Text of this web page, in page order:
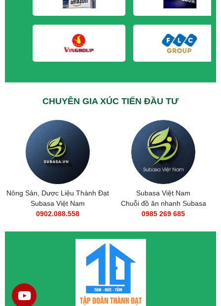
M&A CẦN MUA tại Quảng Ninh
CHUYÊN GIA XÚC TIẾN ĐẦU TƯ
Nông Sản, Dược Liệu Thành Đạt
Subasa Việt Nam
0902.088.558
Subasa Việt Nam
Chuỗi đồ ăn nhanh Subasa
0985 269 685